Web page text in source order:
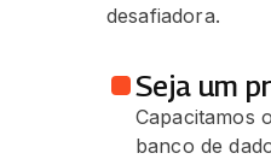
desafiadora.
Seja um
Capacitamos
banco de